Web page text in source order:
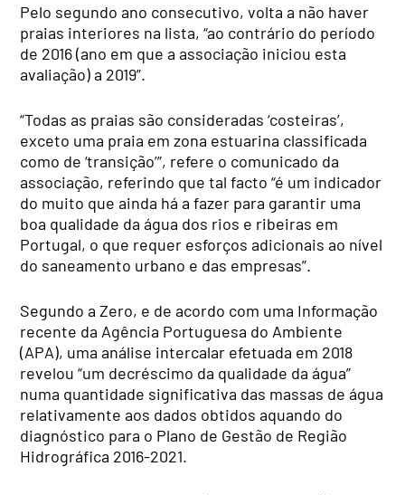
Pelo segundo ano consecutivo, volta a não haver
praias interiores na lista, “ao contrário do período
de 2016 (ano em que a associação iniciou esta
avaliação) a 2019”.
“Todas as praias são consideradas ‘costeiras’,
exceto uma praia em zona estuarina classificada
como de ‘transição’”, refere o comunicado da
associação, referindo que tal facto “é um indicador
do muito que ainda há a fazer para garantir uma
boa qualidade da água dos rios e ribeiras em
Portugal, o que requer esforços adicionais ao nível
do saneamento urbano e das empresas”.
Segundo a Zero, e de acordo com uma Informação
recente da Agência Portuguesa do Ambiente
(APA), uma análise intercalar efetuada em 2018
revelou “um decréscimo da qualidade da água”
numa quantidade significativa das massas de água
relativamente aos dados obtidos aquando do
diagnóstico para o Plano de Gestão de Região
Hidrográfica 2016-2021.